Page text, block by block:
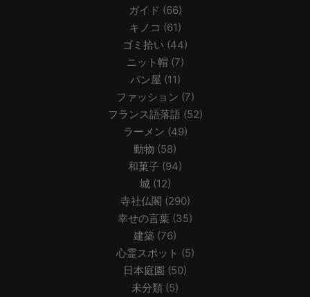
ガイド (66)
キノコ (61)
ゴミ拾い (44)
ニット帽 (7)
パン屋 (11)
ファッション (7)
フランス語落語 (52)
ラーメン (49)
動物 (58)
和菓子 (94)
城(12)
寺社仏閣 (290)
幸せの言葉 (35)
建築 (76)
心霊スポット (5)
日本庭園 (50)
未分類 (5)